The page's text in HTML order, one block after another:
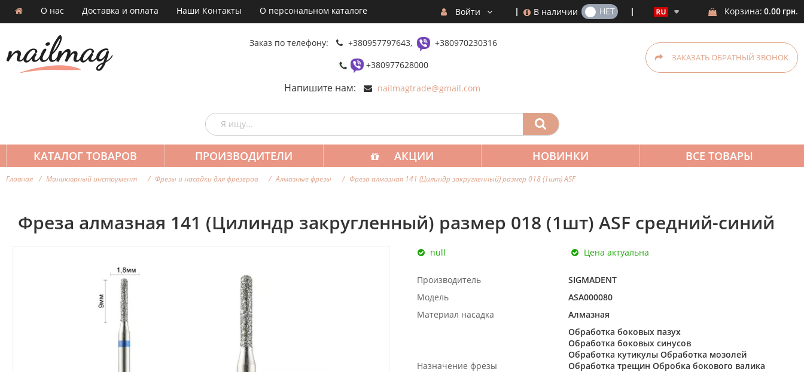
О нас Доставка и оплата Наши Контакты О персональном каталоге Корзина: 0.00 грн.
В наличии
ДА НЕТ
Войти
Заказ по телефону: +380957797643,
+380970230316
+380977628000
Напишите нам: nailmagtrade@gmail.com
ЗАКАЗАТЬ ОБРАТНЫЙ ЗВОНОК
КАТАЛОГ ТОВАРОВ ПРОИЗВОДИТЕЛИ АКЦИИ НОВИНКИ ВСЕ ТОВАРЫ
Главная Маникюрный инструмент Фрезы и насадки для фрезеров Алмазные фрезы Фреза алмазная 141 (Цилиндр закругленный) размер 018 (1шт) ASF
Фреза алмазная 141 (Цилиндр закругленный) размер 018 (1шт) ASF средний-синий
null Цена актуальна
Производитель
SIGMADENT
Модель
ASA000080
Материал насадка
Алмазная
Назначение фрезы
Обработка боковых пазух
Обработка боковых синусов
Обработка кутикулы Обработка мозолей
Обработка трещин Обробка бокового валика